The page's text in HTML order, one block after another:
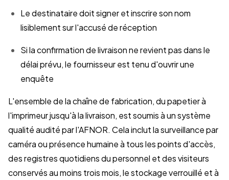
Le destinataire doit signer et inscrire son nom
lisiblement sur l'accusé de réception
Si la confirmation de livraison ne revient pas dans le
délai prévu, le fournisseur est tenu d'ouvrir une
enquête
L'ensemble de la chaîne de fabrication, du papetier à
l'imprimeur jusqu'à la livraison, est soumis à un système
qualité audité par l'AFNOR. Cela inclut la surveillance par
caméra ou présence humaine à tous les points d'accès,
des registres quotidiens du personnel et des visiteurs
conservés au moins trois mois, le stockage verrouillé et à